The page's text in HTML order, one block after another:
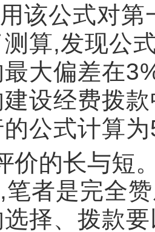
该公式对第
算,发现公
大偏差在
设经费拨
公式计算为
价的长与短
,笔者是完全
择、拨款